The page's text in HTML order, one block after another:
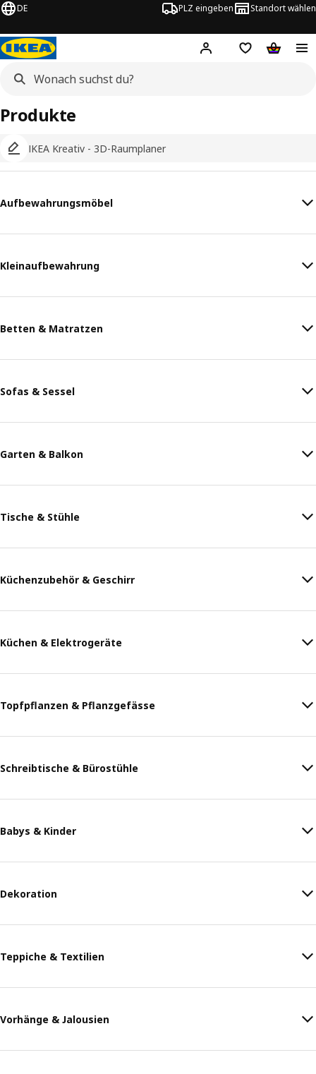
DE PLZ eingeben Standort wählen
Hej! Logge dich ein
Einkaufsliste
IKEA Kreativ - 3D-Raumplaner
Produkte
Aufbewahrungsmöbel
Kleinaufbewahrung
Betten & Matratzen
Sofas & Sessel
Garten & Balkon
Tische & Stühle
Küchenzubehör & Geschirr
Küchen & Elektrogeräte
Topfpflanzen & Pflanzgefässe
Schreibtische & Bürostühle
Babys & Kinder
Dekoration
Teppiche & Textilien
Vorhänge & Jalousien